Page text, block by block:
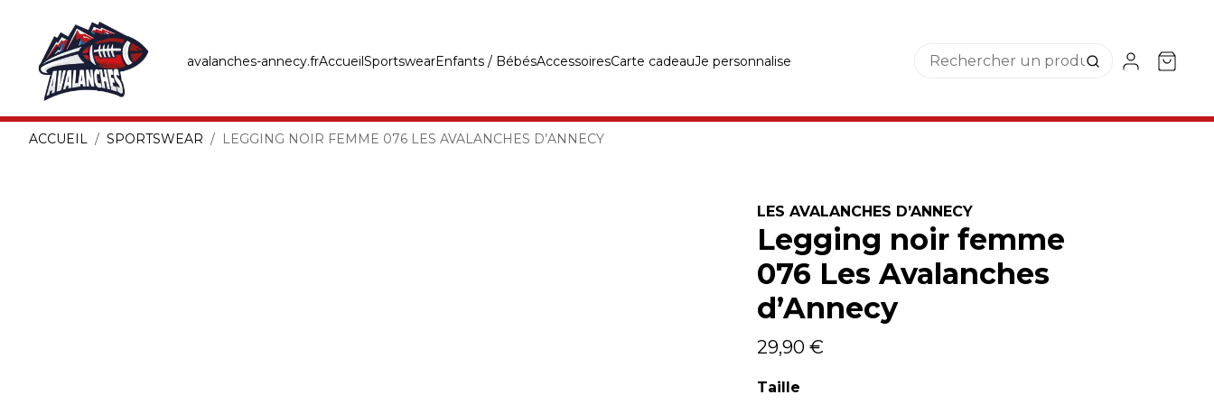
avalanches-annecy.frAccueilSportswearEnfants / BébésAccessoiresCarte cadeauJe personnalise
ACCUEIL SPORTSWEAR LEGGING NOIR FEMME 076 LES AVALANCHES D’ANNECY
LES AVALANCHES D’ANNECY
Legging noir femme
076 Les Avalanches
d’Annecy
29,90 €
Taille